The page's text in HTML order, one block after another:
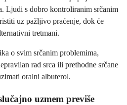
Ljudi s dobro kontroliranim srčanim
uz pažljivo praćenje, dok će
tretmani.
o svim srčanim problemima,
rad srca ili prethodne srčane
oralni albuterol.
uzmem previše